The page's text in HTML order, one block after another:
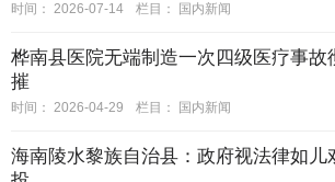
时间： 2026-07-14 栏目： 国内新闻
桦南县医院无端制造一次四级医疗事故
摧
时间： 2026-04-29 栏目： 国内新闻
海南陵水黎族自治县：政府视法律如儿